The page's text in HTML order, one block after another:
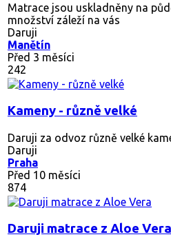
Matrace jsou uskladněny na
množství záleží na vás
Daruji
Manětín
Před 3 měsíci
242
Kameny - různě velké
Daruji za odvoz různě velké
Daruji
Praha
Před 10 měsíci
874
Daruji matrace z Aloe Vera